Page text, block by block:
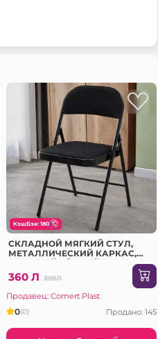
КэшБэк: 180
СКЛАДНОЙ МЯГКИЙ СТУЛ,
МЕТАЛЛИЧЕСКИЙ КАРКАС,
МАТОВЫЙ ЧЁРНЫЙ, 40×47×78
СМ (800010)
360 Л 399Л
Продавец: Comert Plast
0(0) Продано: 145